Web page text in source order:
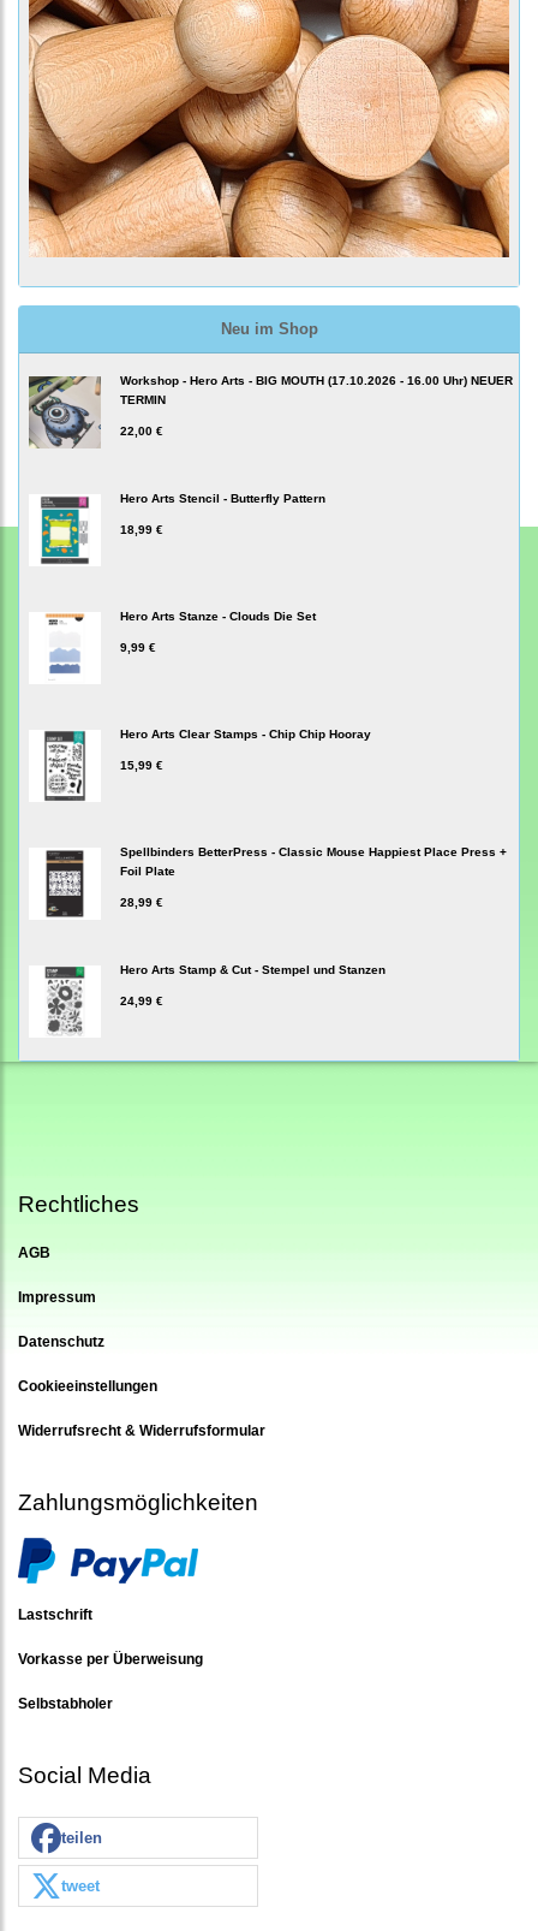
Neu im Shop
Workshop - Hero Arts - BIG MOUTH (17.10.2026 - 16.00 Uhr) NEUER
TERMIN
22,00 €
Hero Arts Stencil - Butterfly Pattern
18,99 €
Hero Arts Stanze - Clouds Die Set
9,99 €
Hero Arts Clear Stamps - Chip Chip Hooray
15,99 €
Spellbinders BetterPress - Classic Mouse Happiest Place Press +
Foil Plate
28,99 €
Hero Arts Stamp & Cut - Stempel und Stanzen
24,99 €
Rechtliches
AGB
Impressum
Datenschutz
Cookieeinstellungen
Widerrufsrecht & Widerrufsformular
Zahlungsmöglichkeiten
Lastschrift
Vorkasse per Überweisung
Selbstabholer
Social Media
teilen
tweet